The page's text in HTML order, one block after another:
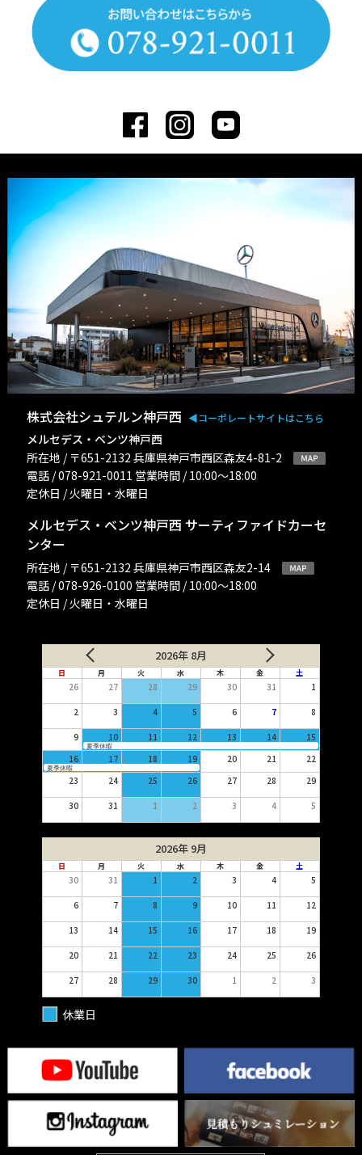
株式会社シュテルン神戸西 ◀︎コーポレートサイトはこちら
メルセデス・ベンツ神戸西
所在地 / 〒651-2132 兵庫県神戸市西区森友4-81-2
電話 / 078-921-0011 営業時間 / 10:00〜18:00
定休日 / 火曜日・水曜日
メルセデス・ベンツ神戸西 サーティファイドカーセ
ンター
所在地 / 〒651-2132 兵庫県神戸市西区森友2-14
電話 / 078-926-0100 営業時間 / 10:00〜18:00
定休日 / 火曜日・水曜日
2026年 8月
日 月 火 水 木 金 土
26 27 28 29 30 31 1
2 3 4 5 6 7 8
9 10 11 12 13 14 15
夏季休暇
16 17 18 19 20 21 22
夏季休暇
23 24 25 26 27 28 29
30 31 1 2 3 4 5
2026年 9月
日 月 火 水 木 金 土
30 31 1 2 3 4 5
6 7 8 9 10 11 12
13 14 15 16 17 18 19
20 21 22 23 24 25 26
27 28 29 30 1 2 3
休業日